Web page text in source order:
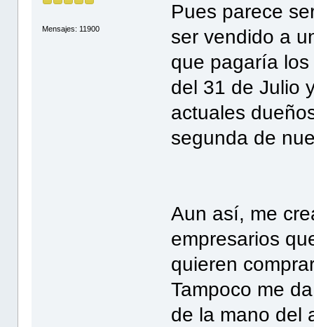
Mensajes: 11900
Pues parece
ser vendido a
que pagaría
del 31 de Julio
actuales
segunda de
Aun así, me
empresarios
quieren
Tampoco me
de la mano del